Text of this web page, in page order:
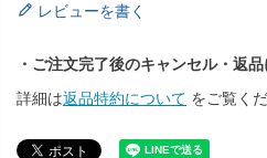
レビューを書く
・ご注文完了後のキャンセル・返
詳細は返品特約について をご覧くだ